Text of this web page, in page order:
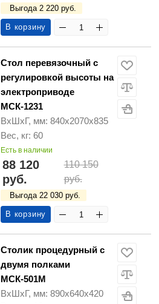
Выгода 2 220 руб.
В корзину
Стол перевязочный с
регулировкой высоты на
электроприводе
МСК-1231
ВхШхГ, мм: 840х2070х835
Вес, кг: 60
Есть в наличии
88 120
руб.
110 150
руб.
Выгода 22 030 руб.
В корзину
Столик процедурный с
двумя полками
МСК-501М
ВхШхГ, мм: 890х640х420